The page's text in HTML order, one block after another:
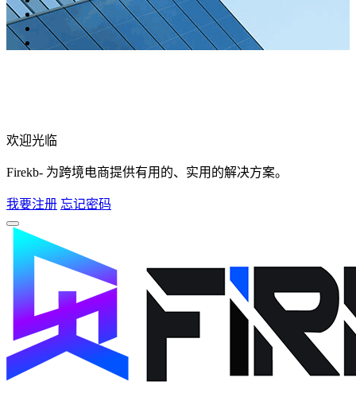
欢迎光临
Firekb- 为跨境电商提供有用的、实用的解决方案。
我要注册 忘记密码